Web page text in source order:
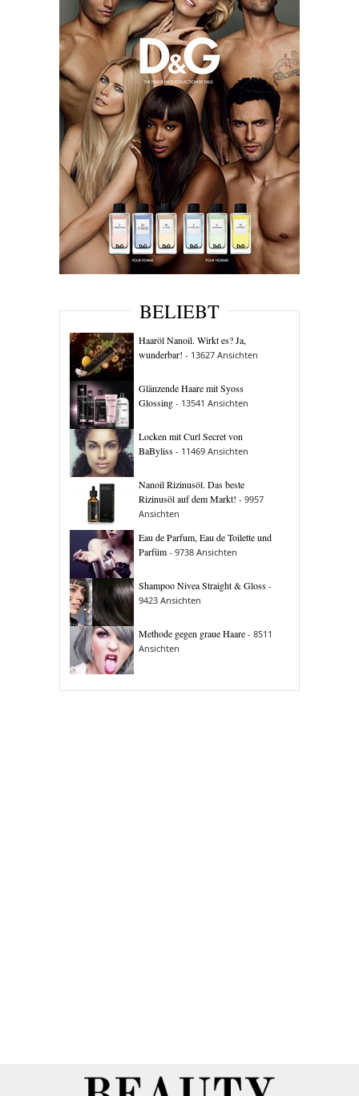
BELIEBT
Haaröl Nanoil. Wirkt es? Ja,
wunderbar! - 13627 Ansichten
Glänzende Haare mit Syoss
Glossing - 13541 Ansichten
Locken mit Curl Secret von
BaByliss - 11469 Ansichten
Nanoil Rizinusöl. Das beste
Rizinusöl auf dem Markt! - 9957
Ansichten
Eau de Parfum, Eau de Toilette und
Parfüm - 9738 Ansichten
Shampoo Nivea Straight & Gloss -
9423 Ansichten
Methode gegen graue Haare - 8511
Ansichten